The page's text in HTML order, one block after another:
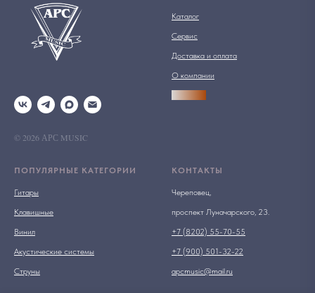
© 2026 АРС MUSIC
Каталог
Сервис
Доставка и оплата
О компании
ПОПУЛЯРНЫЕ КАТЕГОРИИ
Гитары
Клавишные
Винил
Акустические системы
Струны
КОНТАКТЫ
Череповец,
проспект Луначарского, 23.
+7 (8202) 55-70-55
+7 (900) 501-32-22
apcmusic@mail.ru